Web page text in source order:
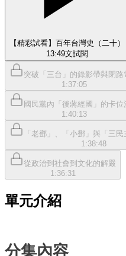
【精彩試看】百年台灣史（二十）
13:49文試閱
突破「三台」的錄影帶與閉路
1:37:05
國民黨內「後蔣經國」的卡位
1:40:13
「老鄧」、「小鄧」與「三民
1:38:48
從政治到社會到文化的解嚴
1:36:31
單元介紹
分集內容